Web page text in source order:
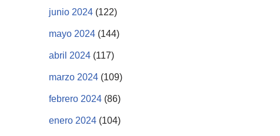
junio 2024 (122)
mayo 2024 (144)
abril 2024 (117)
marzo 2024 (109)
febrero 2024 (86)
enero 2024 (104)